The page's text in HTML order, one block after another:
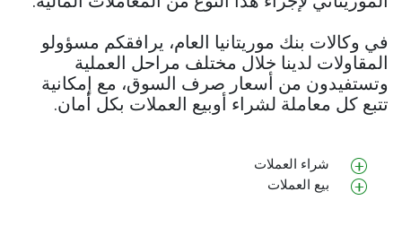
في وكالات بنك موريتانيا العام، يرافقكم مسؤولو
المقاولات لدينا خلال مختلف مراحل العملية
وتستفيدون من أسعار صرف السوق، مع إمكانية
تتبع كل معاملة لشراء أوبيع العملات بكل أمان.
شراء العملات
بيع العملات